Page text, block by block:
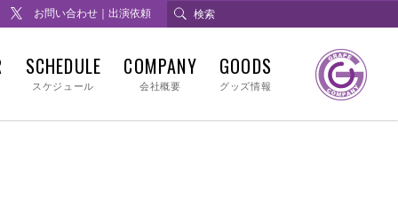
お問い合わせ｜出演依頼
SCHEDULE
スケジュール
COMPANY
会社概要
GOODS
グッズ情報